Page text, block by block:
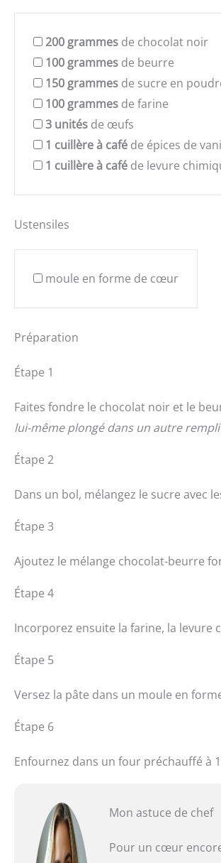
200 grammes de chocolat noir
100 grammes de beurre
150 grammes de sucre en
100 grammes de farine
3 unités de œufs
1 cuillère à café de épices de
1 cuillère à café de levure
Ustensiles
moule en forme de cœur
Préparation
Étape 1
Faites fondre le chocolat noir et le
lui-même plongé dans un autre
Étape 2
Dans un bol, mélangez le sucre avec
Étape 3
Ajoutez le mélange chocolat-beurre
Étape 4
Incorporez ensuite la farine, la levure
Étape 5
Versez la pâte dans un moule en
Étape 6
Enfournez dans un four préchauffé à
Mon astuce de chef
Pour un cœur